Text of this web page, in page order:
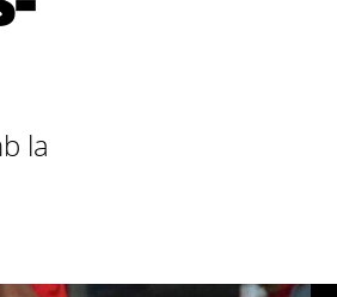
la